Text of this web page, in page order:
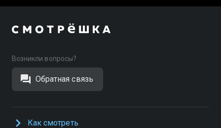
Возникли вопросы?
Обратная связь
Как смотреть